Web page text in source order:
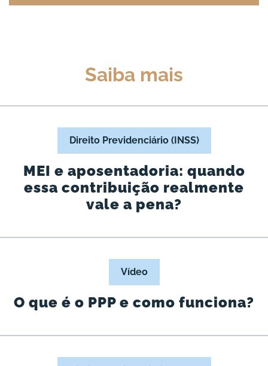
Saiba mais
Direito Previdenciário (INSS)
MEI e aposentadoria: quando
essa contribuição realmente
vale a pena?
Vídeo
O que é o PPP e como funciona?